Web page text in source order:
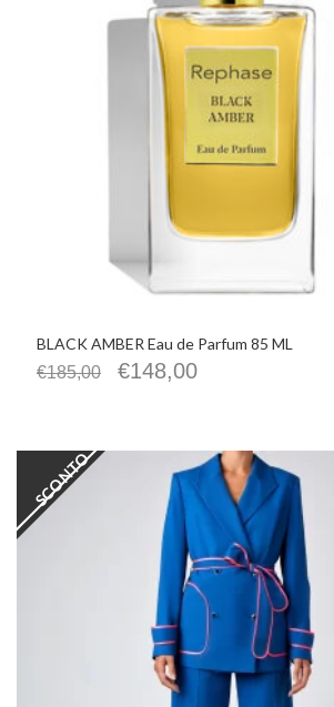
BLACK AMBER Eau de Parfum 85 ML
€185,00 €148,00
SCONTO